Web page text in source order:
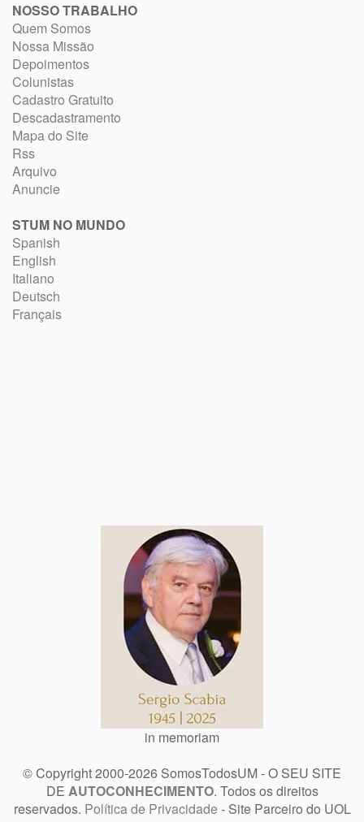
NOSSO TRABALHO
Quem Somos
Nossa Missão
Depoimentos
Colunistas
Cadastro Gratuito
Descadastramento
Mapa do Site
Rss
Arquivo
Anuncie
STUM NO MUNDO
Spanish
English
Italiano
Deutsch
Français
in memoriam
© Copyright 2000-2026 SomosTodosUM - O SEU SITE
DE AUTOCONHECIMENTO. Todos os direitos
reservados. Política de Privacidade - Site Parceiro do UOL